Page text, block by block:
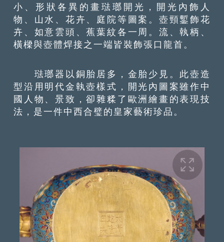
小、形狀各異的畫琺瑯開光，開光內飾人
物、山水、花卉、庭院等圖案。壺頸鏨飾花
卉、如意雲頭、蕉葉紋各一周。流、執柄、
橫樑與壺體焊接之一端皆裝飾張口龍首。
琺瑯器以銅胎居多，金胎少見。此壺造
型沿用明代金執壺樣式，開光內圖案雖作中
國人物、景致，卻雜糅了歐洲繪畫的表現技
法，是一件中西合璧的皇家藝術珍品。